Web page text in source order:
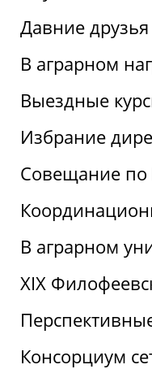
Давние
В аграрном
Выездные
Избрание
Совещание
В аграрном
XIX
Консорциум